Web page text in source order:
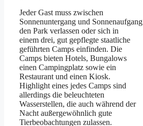
Jeder Gast muss zwischen
Sonnenuntergang und Sonnenaufgang
den Park verlassen oder sich in
einem drei, gut gepflegte staatliche
geführten Camps einfinden. Die
Camps bieten Hotels, Bungalows
einen Campingplatz sowie ein
Restaurant und einen Kiosk.
Highlight eines jedes Camps sind
allerdings die beleuchteten
Wasserstellen, die auch während der
Nacht außergewöhnlich gute
Tierbeobachtungen zulassen.